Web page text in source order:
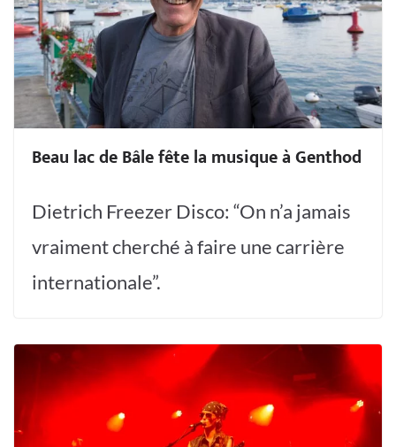
Beau lac de Bâle fête la musique à Genthod
Dietrich Freezer Disco: “On n’a jamais
vraiment cherché à faire une carrière
internationale”.